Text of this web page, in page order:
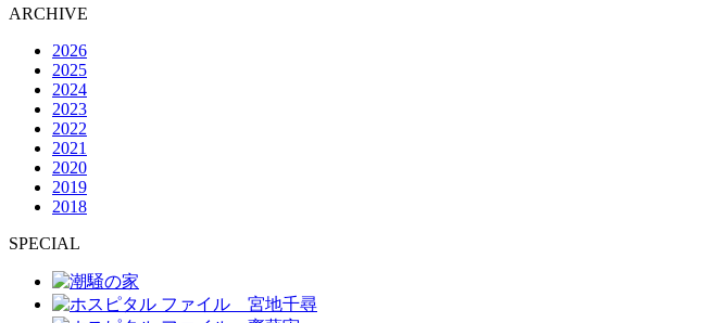
ARCHIVE
2026
2025
2024
2023
2022
2021
2020
2019
2018
SPECIAL